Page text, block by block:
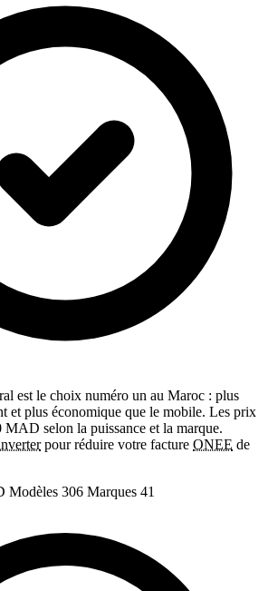
est le choix numéro un au Maroc : plus
et plus économique que le mobile. Les prix
selon la puissance et la marque.
pour réduire votre facture ONEE de
Modèles 306 Marques 41